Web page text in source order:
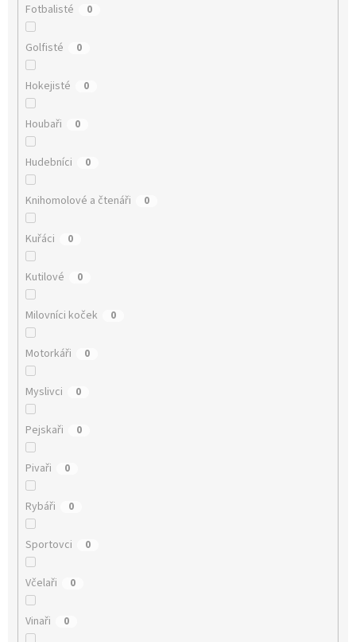
Fotbalisté 0
Golfisté 0
Hokejisté 0
Houbaři 0
Hudebníci 0
Knihomolové a čtenáři 0
Kuřáci 0
Kutilové 0
Milovníci koček 0
Motorkáři 0
Myslivci 0
Pejskaři 0
Pivaři 0
Rybáři 0
Sportovci 0
Včelaři 0
Vinaři 0